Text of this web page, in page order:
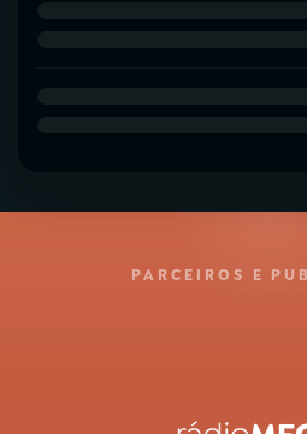
PARCEIROS E